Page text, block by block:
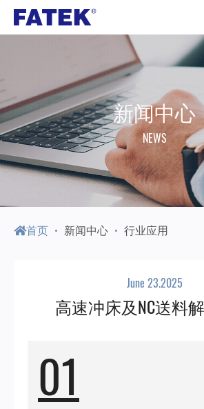
台
FATEK
永
PLC-
新闻中心
NEWS
首页 新闻中心 行业应用
June 23.2025
高速冲床及NC送料
01